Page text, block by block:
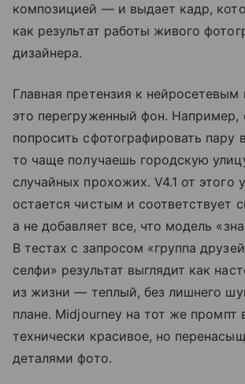
композицией — и выдает кадр,
как результат работы живого
дизайнера.
Главная претензия к нейросетевым
это перегруженный фон. Например,
попросить сфотографировать пару
то чаще получаешь городскую
случайных прохожих. V4.1 от этого
остается чистым и соответствует
а не добавляет все, что модель
В тестах с запросом «группа
селфи» результат выглядит как
из жизни — теплый, без лишнего
плане. Midjourney на тот же промпт
технически красивое, но
деталями фото.